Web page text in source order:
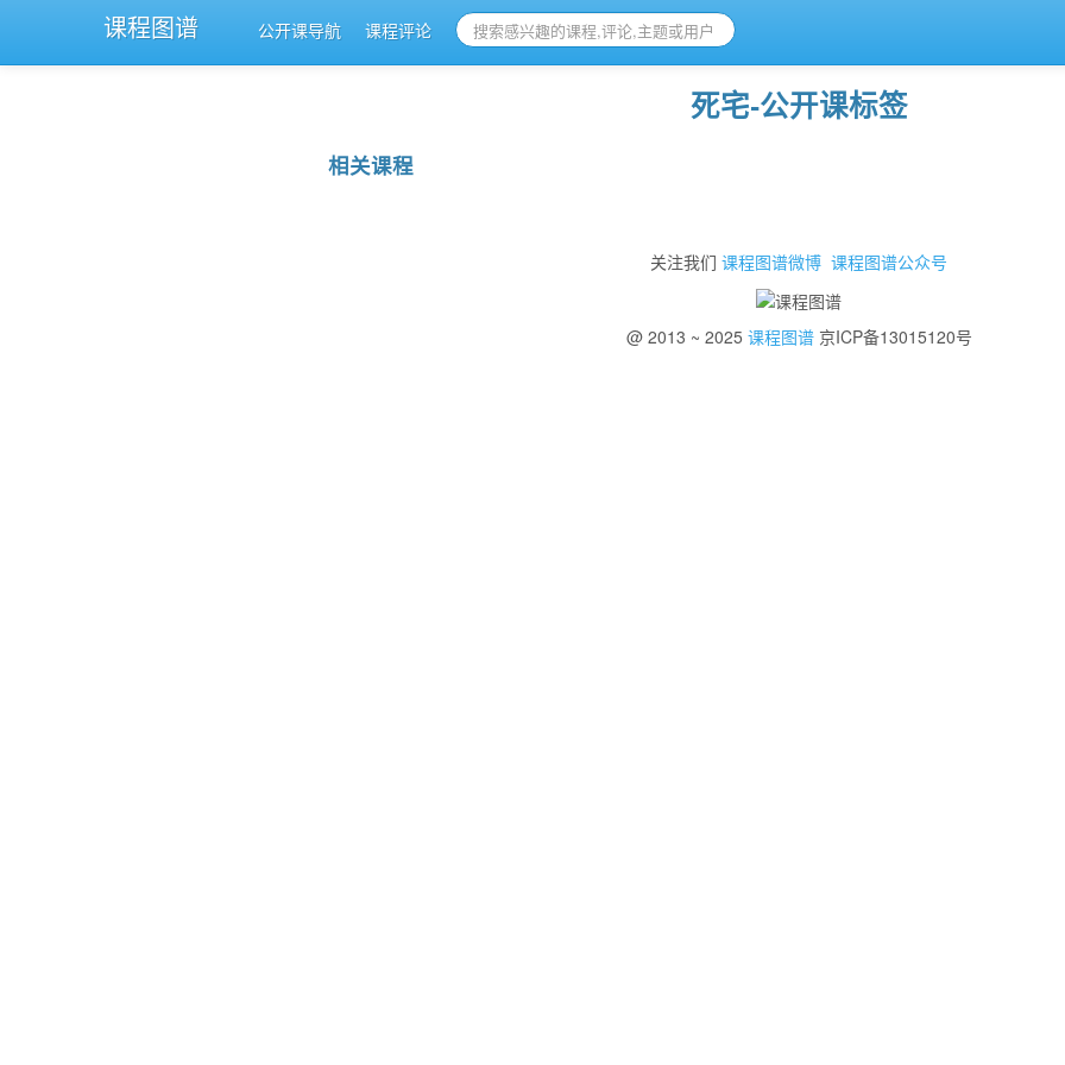
课程图谱 公开课导航 课程评论
死宅-公开课标签
相关课程
关注我们 课程图谱微博 课程图谱公众号
@ 2013 ~ 2025 课程图谱京ICP备13015120号